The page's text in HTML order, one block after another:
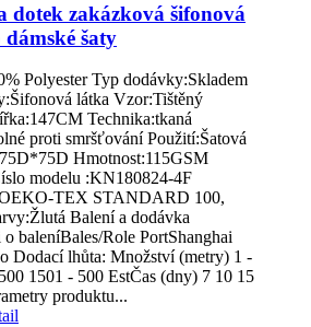
dotek zakázková šifonová
šaty
Polyester Typ dodávky:Skladem
látka Vzor:Tištěný
Technika:tkaná
proti smršťování Použití:Šatová
Hmotnost:115GSM
modelu :KN180824-4F
TEX STANDARD 100,
Balení a dodávka
o baleníBales/Role PortShanghai
Dodací lhůta: Množství (metry) 1 -
1501 - 500 EstČas (dny) 7 10 15
produktu...